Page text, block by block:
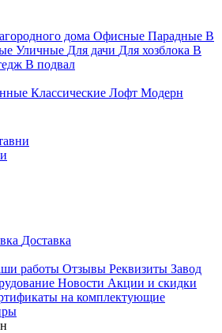
дома Офисные Парадные В
Уличные Для дачи Для хозблока В
В подвал
Классические Лофт Модерн
Доставка
работы Отзывы Реквизиты Завод
Новости Акции и скидки
на комплектующие